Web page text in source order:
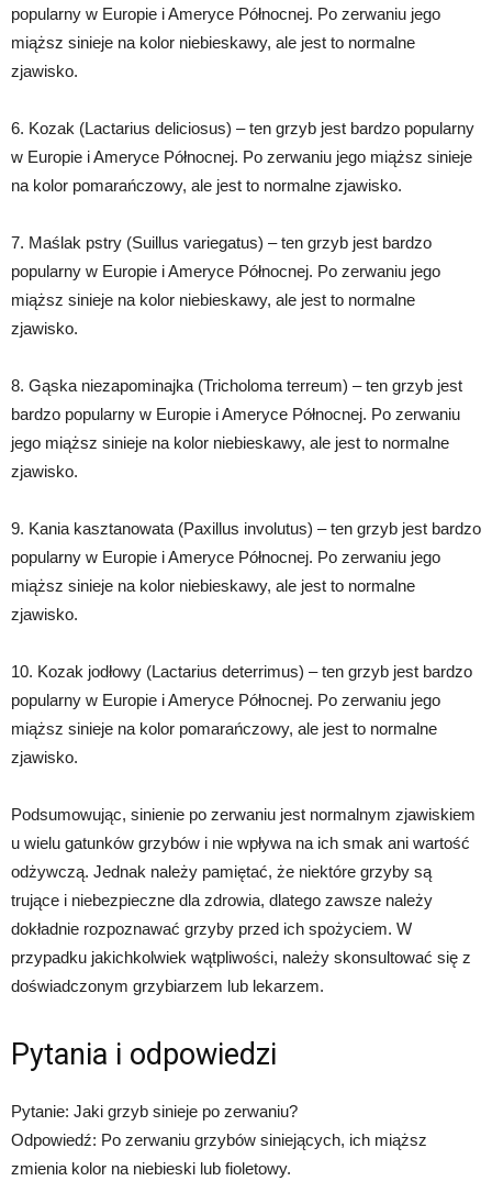
popularny w Europie i Ameryce Północnej. Po zerwaniu jego
miąższ sinieje na kolor niebieskawy, ale jest to normalne
zjawisko.
6. Kozak (Lactarius deliciosus) – ten grzyb jest bardzo popularny
w Europie i Ameryce Północnej. Po zerwaniu jego miąższ sinieje
na kolor pomarańczowy, ale jest to normalne zjawisko.
7. Maślak pstry (Suillus variegatus) – ten grzyb jest bardzo
popularny w Europie i Ameryce Północnej. Po zerwaniu jego
miąższ sinieje na kolor niebieskawy, ale jest to normalne
zjawisko.
8. Gąska niezapominajka (Tricholoma terreum) – ten grzyb jest
bardzo popularny w Europie i Ameryce Północnej. Po zerwaniu
jego miąższ sinieje na kolor niebieskawy, ale jest to normalne
zjawisko.
9. Kania kasztanowata (Paxillus involutus) – ten grzyb jest bardzo
popularny w Europie i Ameryce Północnej. Po zerwaniu jego
miąższ sinieje na kolor niebieskawy, ale jest to normalne
zjawisko.
10. Kozak jodłowy (Lactarius deterrimus) – ten grzyb jest bardzo
popularny w Europie i Ameryce Północnej. Po zerwaniu jego
miąższ sinieje na kolor pomarańczowy, ale jest to normalne
zjawisko.
Podsumowując, sinienie po zerwaniu jest normalnym zjawiskiem
u wielu gatunków grzybów i nie wpływa na ich smak ani wartość
odżywczą. Jednak należy pamiętać, że niektóre grzyby są
trujące i niebezpieczne dla zdrowia, dlatego zawsze należy
dokładnie rozpoznawać grzyby przed ich spożyciem. W
przypadku jakichkolwiek wątpliwości, należy skonsultować się z
doświadczonym grzybiarzem lub lekarzem.
Pytania i odpowiedzi
Pytanie: Jaki grzyb sinieje po zerwaniu?
Odpowiedź: Po zerwaniu grzybów siniejących, ich miąższ
zmienia kolor na niebieski lub fioletowy.